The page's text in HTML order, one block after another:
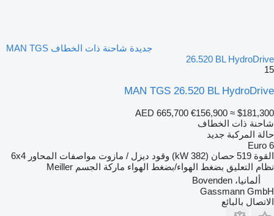
جديدة شاحنة ذات الخطاف MAN TGS
26.520 BL HydroDrive
15
MAN TGS 26.520 BL HydroDrive
AED 665,700 €156,900 ≈ $181,300
شاحنة ذات الخطاف
حالة المركبة جديد
Euro 6
القوة 519 حصان (382 kW) وقود ديزل / مازوت مواصفات المحاور 6x4
نظام التعليق بضغط الهواء/بضغط الهواء ماركة الجسم Meiller
ألمانيا، Bovenden
Gassmann GmbH
الاتصال بالبائع